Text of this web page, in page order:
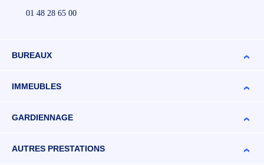
01 48 28 65 00
BUREAUX
IMMEUBLES
GARDIENNAGE
AUTRES PRESTATIONS